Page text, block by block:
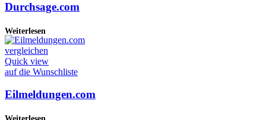
Durchsage.com
Weiterlesen
vergleichen
Quick view
auf die Wunschliste
Eilmeldungen.com
Weiterlesen